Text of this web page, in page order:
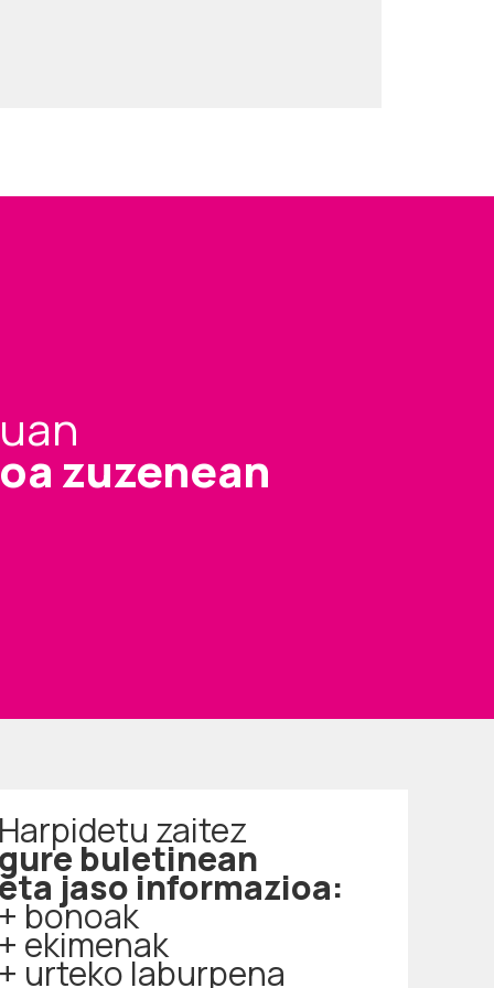
zuzenean
Harpidetu zaitez
gure buletinean
eta jaso informazioa:
+ bonoak
+ ekimenak
+ urteko laburpena